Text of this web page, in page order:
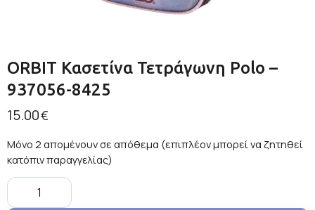
ORBIT Κασετίνα Τετράγωνη Polo –
937056-8425
15.00€
Μόνο 2 απομένουν σε απόθεμα (επιπλέον μπορεί να ζητηθεί
κατόπιν παραγγελίας)